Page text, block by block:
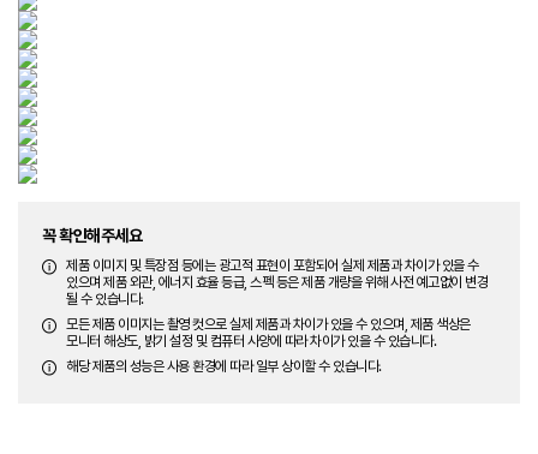
꼭 확인해주세요
제품 이미지 및 특장점 등에는 광고적 표현이 포함되어 실제 제품과 차이가 있을 수
있으며 제품 외관, 에너지 효율 등급, 스펙 등은 제품 개량을 위해 사전 예고없이 변경
될 수 있습니다.
모든 제품 이미지는 촬영 컷으로 실제 제품과 차이가 있을 수 있으며, 제품 색상은
모니터 해상도, 밝기 설정 및 컴퓨터 사양에 따라 차이가 있을 수 있습니다.
해당 제품의 성능은 사용 환경에 따라 일부 상이할 수 있습니다.